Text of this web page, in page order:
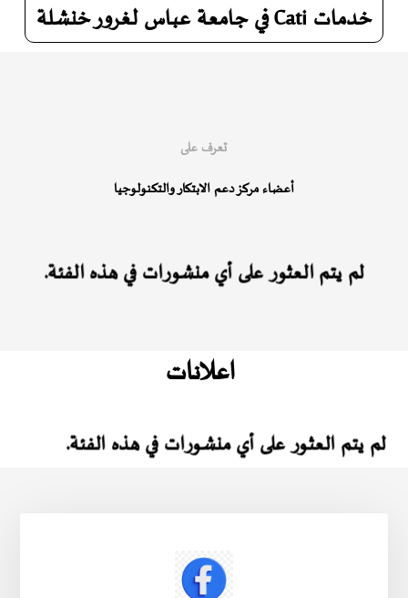
خدمات Cati في جامعة عباس لغرور خنشلة
تعرف على
أعضاء مركز دعم الابتكار والتكنولوجيا
لم يتم العثور على أي منشورات في هذه الفئة.
اعلانات
لم يتم العثور على أي منشورات في هذه الفئة.